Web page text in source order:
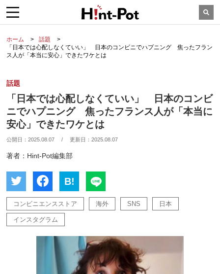
ホーム
話題
「日本では心配しなくていい」 日本のコンビニでハプニング 焦ったフラン
ス人が「本当に安心」できたワケとは
話題
「日本では心配しなくていい」 日本のコンビ
ニでハプニング 焦ったフランス人が「本当に
安心」できたワケとは
公開日：2025.08.07 / 更新日：2025.08.07
著者：Hint-Pot編集部
B!
コンビニエンスストア 海外 SNS 日本
インスタグラム